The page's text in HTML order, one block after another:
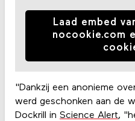
Laad embed
nocookie.com
"Dankzij een anonieme
werd geschonken aan de
Dockrill in Science Alert,